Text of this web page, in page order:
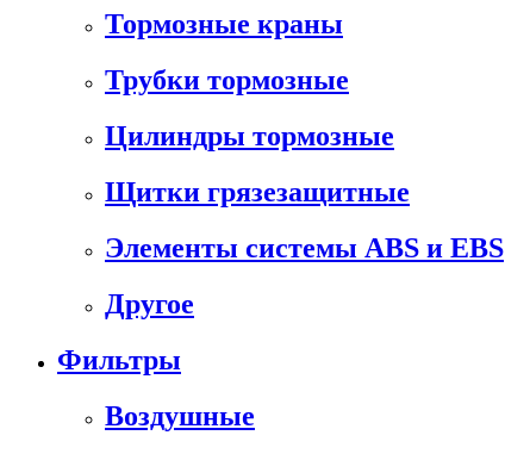
Тормозные краны
Трубки тормозные
Цилиндры тормозные
Щитки грязезащитные
Элементы системы ABS и EBS
Другое
Фильтры
Воздушные